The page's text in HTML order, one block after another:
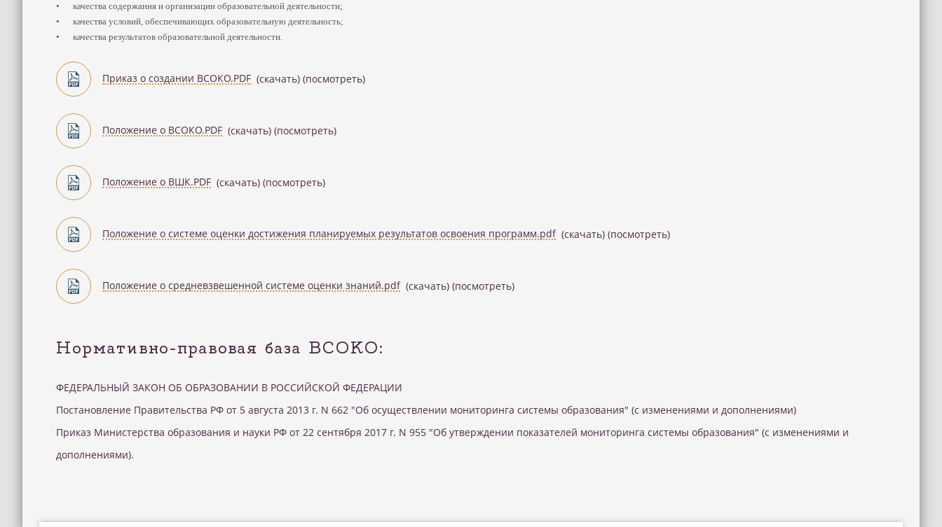
•
качества содержания и организации образовательной деятельности;
•
качества условий, обеспечивающих образовательную деятельность;
•
качества результатов образовательной деятельности.
Приказ о создании ВСОКО.PDF (скачать) (посмотреть)
Положение о ВСОКО.PDF (скачать) (посмотреть)
Положение о ВШК.PDF (скачать) (посмотреть)
Положение о системе оценки достижения планируемых результатов освоения программ.pdf (скачать) (посмотреть)
Положение о средневзвешенной системе оценки знаний.pdf (скачать) (посмотреть)
Нормативно-правовая база ВСОКО:
ФЕДЕРАЛЬНЫЙ ЗАКОН ОБ ОБРАЗОВАНИИ В РОССИЙСКОЙ ФЕДЕРАЦИИ
Постановление Правительства РФ от 5 августа 2013 г. N 662 "Об осуществлении мониторинга системы образования" (с изменениями и дополнениями)
Приказ Министерства образования и науки РФ от 22 сентября 2017 г. N 955 "Об утверждении показателей мониторинга системы образования" (с изменениями и
дополнениями).